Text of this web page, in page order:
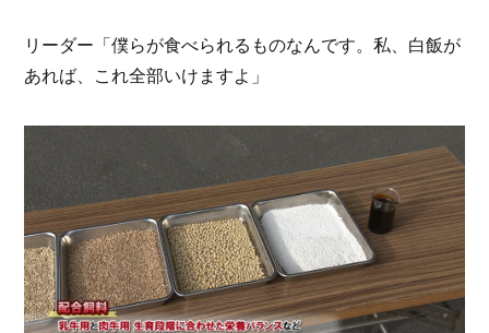
リーダー「僕らが食べられるものなんです。私、白飯が
あれば、これ全部いけますよ」